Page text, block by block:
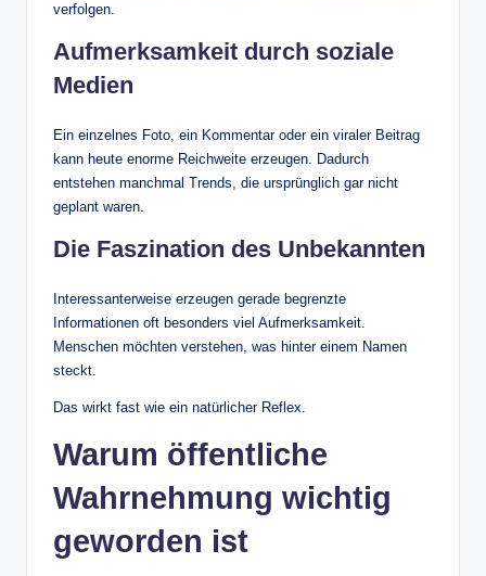
verfolgen.
Aufmerksamkeit durch soziale
Medien
Ein einzelnes Foto, ein Kommentar oder ein viraler Beitrag
kann heute enorme Reichweite erzeugen. Dadurch
entstehen manchmal Trends, die ursprünglich gar nicht
geplant waren.
Die Faszination des Unbekannten
Interessanterweise erzeugen gerade begrenzte
Informationen oft besonders viel Aufmerksamkeit.
Menschen möchten verstehen, was hinter einem Namen
steckt.
Das wirkt fast wie ein natürlicher Reflex.
Warum öffentliche
Wahrnehmung wichtig
geworden ist